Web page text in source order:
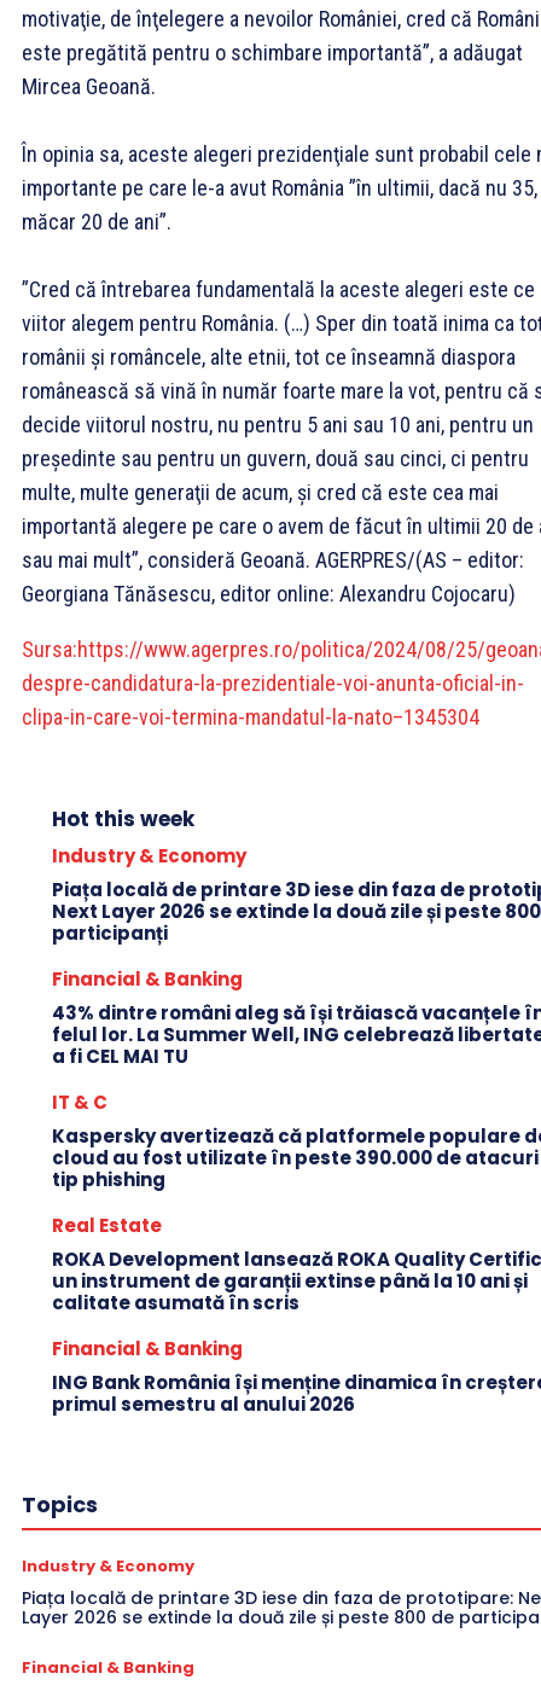
motivaţie, de înţelegere a nevoilor României, cred că
este pregătită pentru o schimbare importantă”, a adăugat
Mircea Geoană.
În opinia sa, aceste alegeri prezidenţiale sunt probabil cele
importante pe care le-a avut România ”în ultimii, dacă nu 35,
măcar 20 de ani”.
”Cred că întrebarea fundamentală la aceste alegeri este ce
viitor alegem pentru România. (…) Sper din toată inima ca
românii şi româncele, alte etnii, tot ce înseamnă diaspora
românească să vină în număr foarte mare la vot, pentru că
decide viitorul nostru, nu pentru 5 ani sau 10 ani, pentru un
preşedinte sau pentru un guvern, două sau cinci, ci pentru
multe, multe generaţii de acum, şi cred că este cea mai
importantă alegere pe care o avem de făcut în ultimii 20 de
sau mai mult”, consideră Geoană. AGERPRES/(AS – editor:
Georgiana Tănăsescu, editor online: Alexandru Cojocaru)
Sursa:https://www.agerpres.ro/politica/2024/08/25/
despre-candidatura-la-prezidentiale-voi-anunta-oficial-in-
clipa-in-care-voi-termina-mandatul-la-nato–1345304
Hot this week
Industry & Economy
Piața locală de printare 3D iese din faza de
Next Layer 2026 se extinde la două zile și peste
participanți
Financial & Banking
43% dintre români aleg să își trăiască vacanțele
felul lor. La Summer Well, ING celebrează
a fi CEL MAI TU
IT & C
Kaspersky avertizează că platformele populare
cloud au fost utilizate în peste 390.000 de
tip phishing
Real Estate
ROKA Development lansează ROKA Quality
un instrument de garanții extinse până la 10 ani și
calitate asumată în scris
Financial & Banking
ING Bank România își menține dinamica în
primul semestru al anului 2026
Topics
Industry & Economy
Piața locală de printare 3D iese din faza de prototipare:
Layer 2026 se extinde la două zile și peste 800 de
Financial & Banking